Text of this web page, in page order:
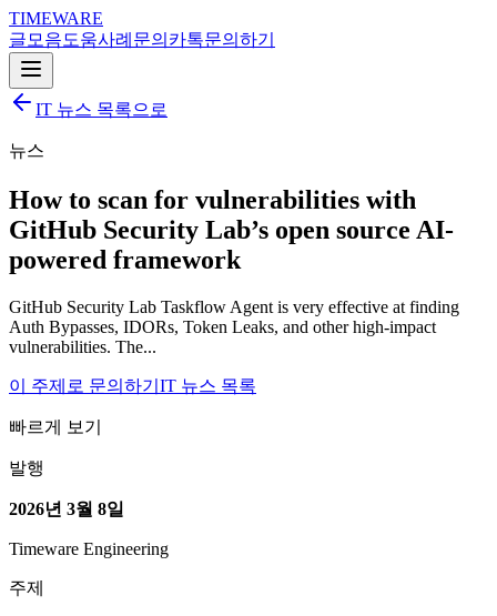
TIMEWARE
글 모음도움사례 문의 카톡문의하기
IT 뉴스 목록으로
뉴스
How to scan for vulnerabilities with
GitHub Security Lab’s open source AI-
powered framework
GitHub Security Lab Taskflow Agent is very effective at finding
Auth Bypasses, IDORs, Token Leaks, and other high-impact
vulnerabilities. The...
이 주제로 문의하기 IT 뉴스 목록
빠르게 보기
발행
2026년 3월 8일
Timeware Engineering
주제